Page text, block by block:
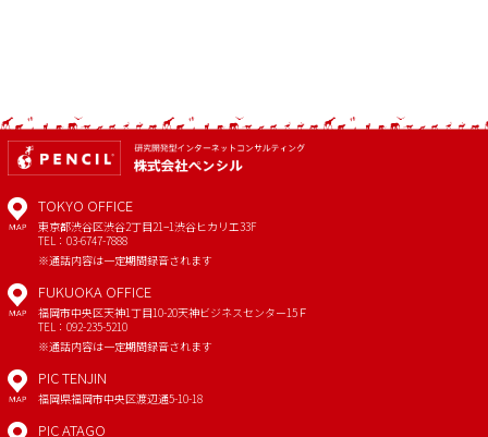
MAP
TOKYO OFFICE
東京都渋谷区渋谷2丁目21−1渋谷ヒカリエ33F
TEL：03-6747-7888
※通話内容は一定期間録音されます
MAP
FUKUOKA OFFICE
福岡市中央区天神1丁目10-20天神ビジネスセンター15Ｆ
TEL：092-235-5210
※通話内容は一定期間録音されます
MAP
PIC TENJIN
福岡県福岡市中央区渡辺通5-10-18
PIC ATAGO